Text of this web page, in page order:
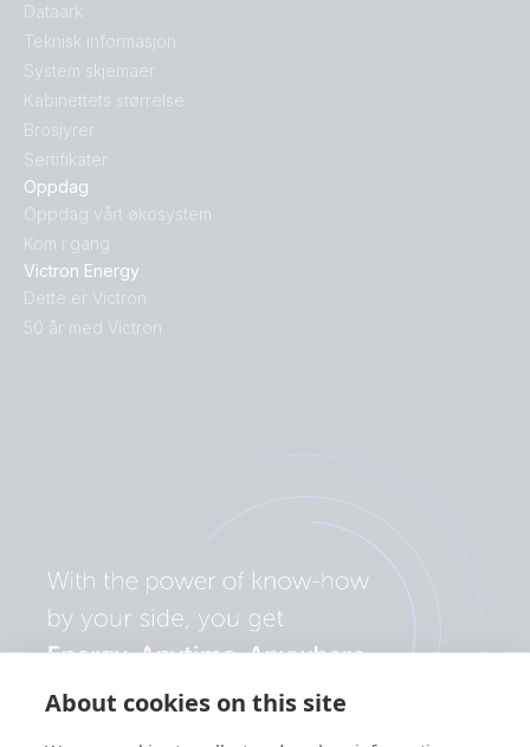
About cookies on this site
Oppdag
Oppdag vårt økosystem
Kom i gang
Victron Energy
Dette er Victron
50 år med Victron
Dataark
Teknisk informasjon
System skjemaer
Kabinettets størrelse
Brosjyrer
Sertifikater